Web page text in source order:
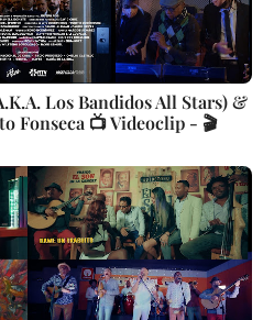
Los Bandidos All Stars) &
Fonseca 📺 Videoclip - 🎬